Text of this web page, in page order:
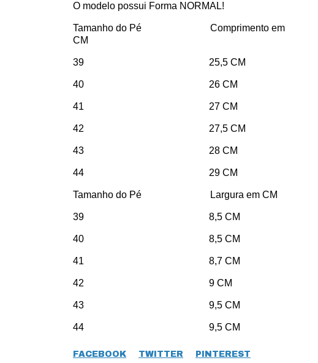
O modelo possui Forma NORMAL!
Tamanho do Pé Comprimento em
CM
39 25,5 CM
40 26 CM
41 27 CM
42 27,5 CM
43 28 CM
44 29 CM
Tamanho do Pé Largura em CM
39 8,5 CM
40 8,5 CM
41 8,7 CM
42 9 CM
43 9,5 CM
44 9,5 CM
FACEBOOK TWITTER PINTEREST